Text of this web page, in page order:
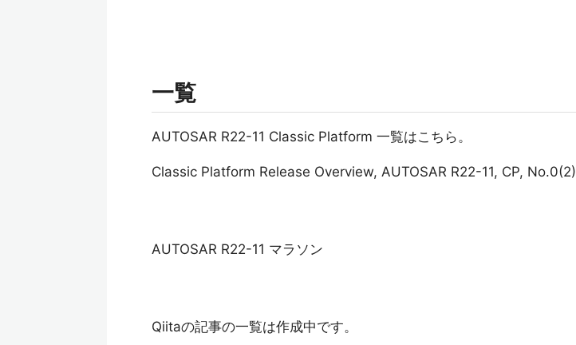
一覧
AUTOSAR R22-11 Classic Platform 一覧はこちら。
Classic Platform Release Overview, AUTOSAR R22-11, CP, No.0(2)
AUTOSAR R22-11 マラソン
Qiitaの記事の一覧は作成中です。